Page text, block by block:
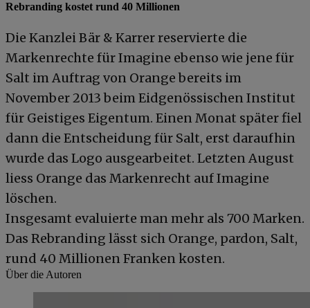
Rebranding kostet rund 40 Millionen
Die Kanzlei Bär & Karrer reservierte die
Markenrechte für Imagine ebenso wie jene für
Salt im Auftrag von Orange bereits im
November 2013 beim Eidgenössischen Institut
für Geistiges Eigentum. Einen Monat später fiel
dann die Entscheidung für Salt, erst daraufhin
wurde das Logo ausgearbeitet. Letzten August
liess Orange das Markenrecht auf Imagine
löschen.
Insgesamt evaluierte man mehr als 700 Marken.
Das Rebranding lässt sich Orange, pardon, Salt,
rund 40 Millionen Franken kosten.
Über die Autoren